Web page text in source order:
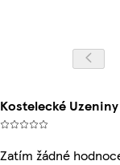
Kostelecké
Zatím žádné